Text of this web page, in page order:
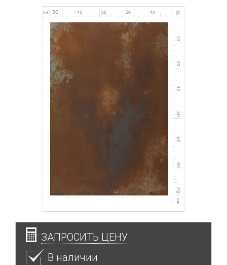
ЗАПРОСИТЬ ЦЕНУ
В наличии